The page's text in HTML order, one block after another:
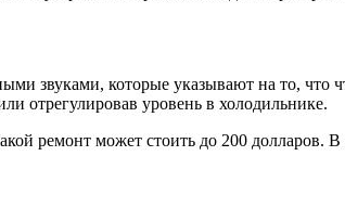
звуками, которые указывают на то,
отрегулировав уровень в холодильнике.
ремонт может стоить до 200 долларов. В